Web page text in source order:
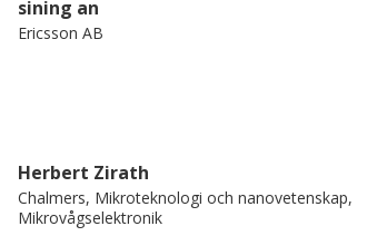
sining an
Ericsson AB
Herbert Zirath
Chalmers, Mikroteknologi och nanovetenskap,
Mikrovågselektronik